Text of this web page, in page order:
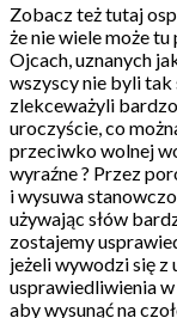
Zobacz też tutaj
że nie wiele może
Ojcach, uznanych
wszyscy nie byli tak
zlekceważyli bardzo
uroczyście, co
przeciwko wolnej
wyraźne ? Przez
i wysuwa
używając słów
zostajemy
jeżeli wywodzi się z
usprawiedliwienia
aby wysunąć na